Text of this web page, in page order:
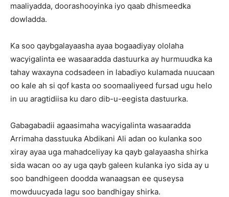
maaliyadda, doorashooyinka iyo qaab dhismeedka
dowladda.
Ka soo qaybgalayaasha ayaa bogaadiyay ololaha
wacyigalinta ee wasaaradda dastuurka ay hurmuudka ka
tahay waxayna codsadeen in labadiyo kulamada nuucaan
oo kale ah si qof kasta oo soomaaliyeed fursad ugu helo
in uu aragtidiisa ku daro dib-u-eegista dastuurka.
Gabagabadii agaasimaha wacyigalinta wasaaradda
Arrimaha dasstuuka Abdikani Ali adan oo kulanka soo
xiray ayaa uga mahadceliyay ka qayb galayaasha shirka
sida wacan oo ay uga qayb galeen kulanka iyo sida ay u
soo bandhigeen doodda wanaagsan ee quseysa
mowduucyada lagu soo bandhigay shirka.